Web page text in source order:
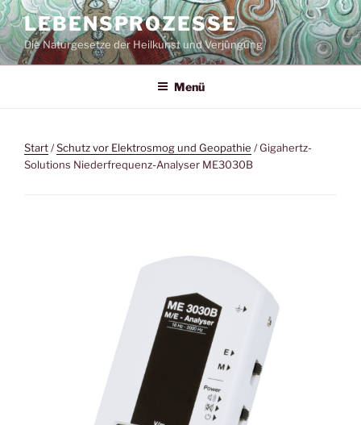
Zum
Inhalt
springen
LEBENSPROZESSE
Die Naturgesetze der Heilkunst und Verjüngung
Menü
Start/Schutz vor Elektrosmog und Geopathie / Gigahertz-
Solutions Niederfrequenz-Analyser ME3030B